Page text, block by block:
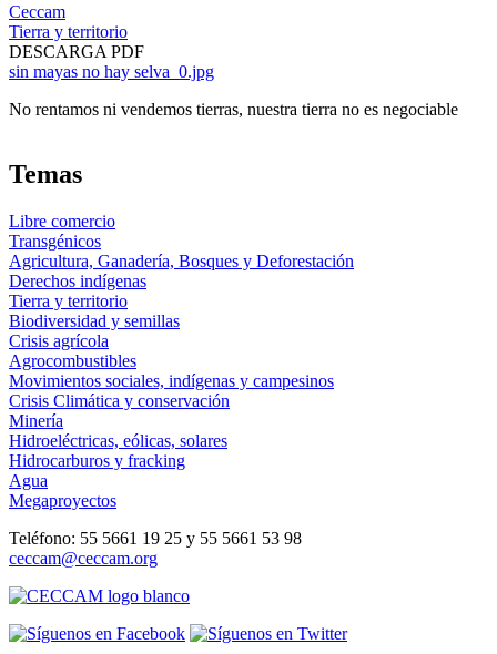
Ceccam
Tierra y territorio
DESCARGA PDF
sin mayas no hay selva_0.jpg
No rentamos ni vendemos tierras, nuestra tierra no es negociable
Temas
Libre comercio
Transgénicos
Agricultura, Ganadería, Bosques y Deforestación
Derechos indígenas
Tierra y territorio
Biodiversidad y semillas
Crisis agrícola
Agrocombustibles
Movimientos sociales, indígenas y campesinos
Crisis Climática y conservación
Minería
Hidroeléctricas, eólicas, solares
Hidrocarburos y fracking
Agua
Megaproyectos
Teléfono: 55 5661 19 25 y 55 5661 53 98
ceccam@ceccam.org